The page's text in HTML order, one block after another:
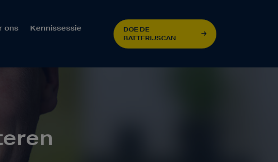
ons
Kennissessie
DOE DE
BATTERIJSCAN